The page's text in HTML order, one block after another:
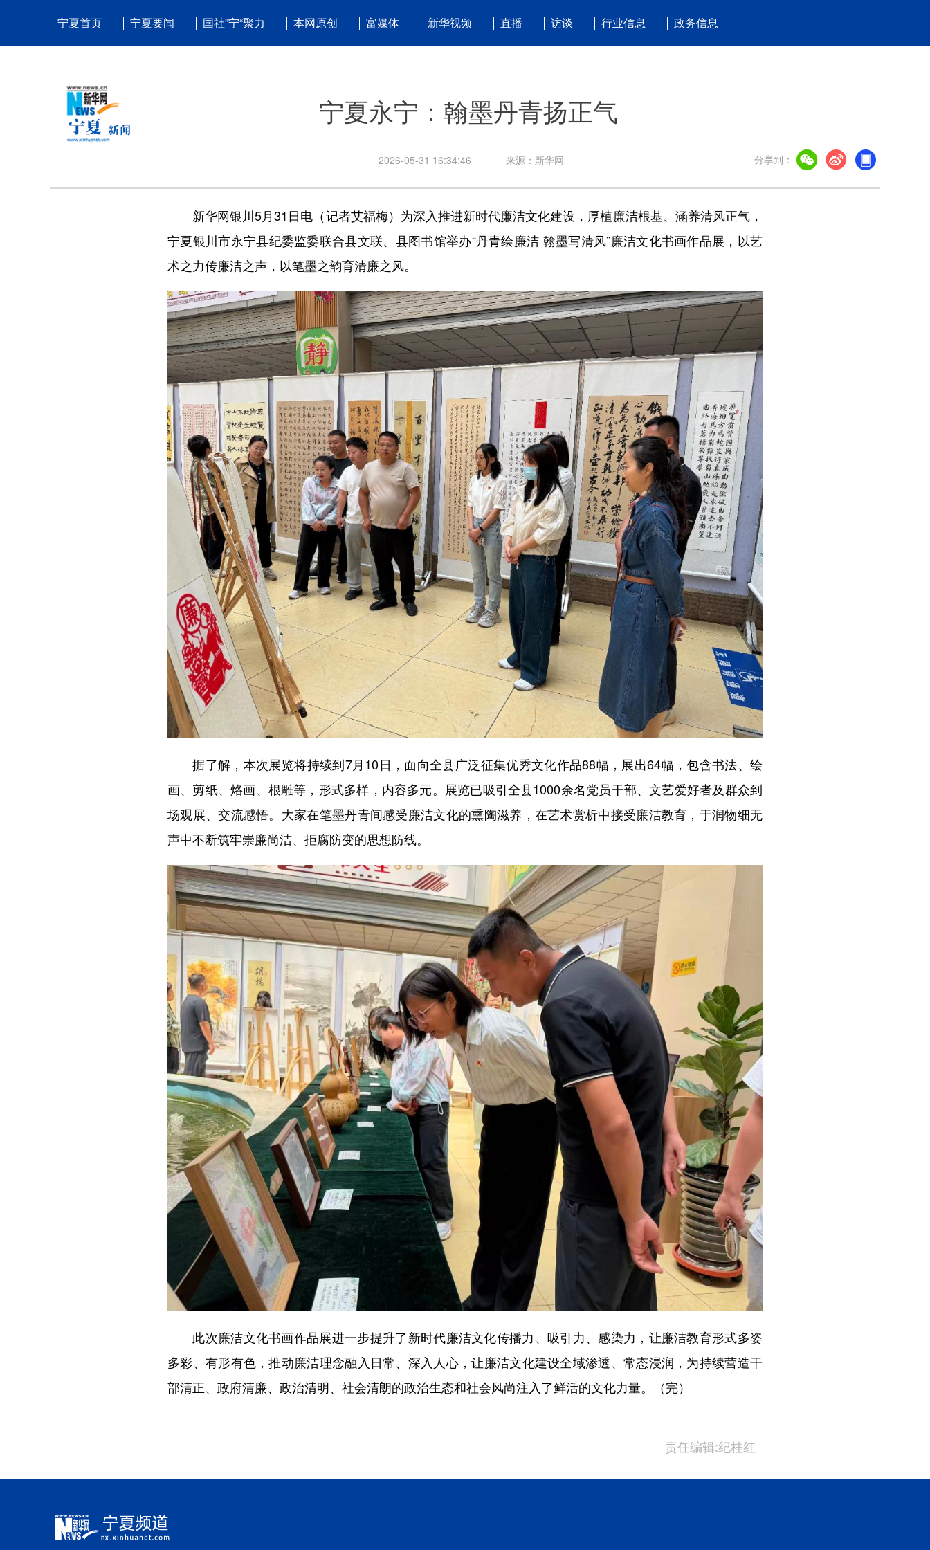
宁夏首页 宁夏要闻 国社”宁“聚力 本网原创 富媒体 新华视频 直播 访谈 行业信息 政务信息
宁夏永宁：翰墨丹青扬正气
2026-05-31 16:34:46 来源：新华网 分享到：
新华网银川5月31日电（记者艾福梅）为深入推进新时代廉洁文化建设，厚植廉洁根基、涵养清风正气，
宁夏银川市永宁县纪委监委联合县文联、县图书馆举办“丹青绘廉洁 翰墨写清风”廉洁文化书画作品展，以艺
术之力传廉洁之声，以笔墨之韵育清廉之风。
据了解，本次展览将持续到7月10日，面向全县广泛征集优秀文化作品88幅，展出64幅，包含书法、绘
画、剪纸、烙画、根雕等，形式多样，内容多元。展览已吸引全县1000余名党员干部、文艺爱好者及群众到
场观展、交流感悟。大家在笔墨丹青间感受廉洁文化的熏陶滋养，在艺术赏析中接受廉洁教育，于润物细无
声中不断筑牢崇廉尚洁、拒腐防变的思想防线。
此次廉洁文化书画作品展进一步提升了新时代廉洁文化传播力、吸引力、感染力，让廉洁教育形式多姿
多彩、有形有色，推动廉洁理念融入日常、深入人心，让廉洁文化建设全域渗透、常态浸润，为持续营造干
部清正、政府清廉、政治清明、社会清朗的政治生态和社会风尚注入了鲜活的文化力量。（完）
责任编辑:纪桂红